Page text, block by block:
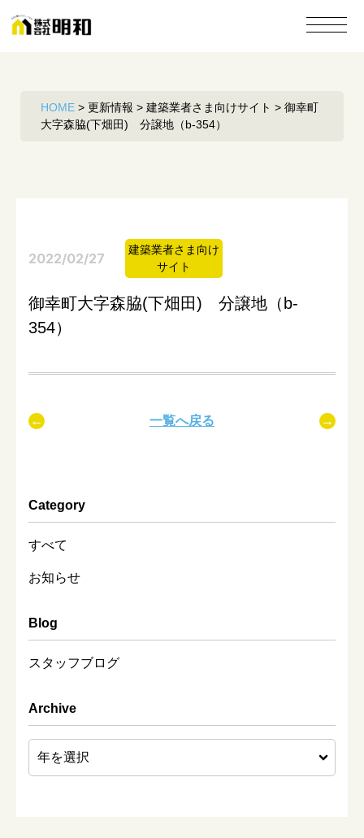
HOME > 更新情報 > 建築業者さま向けサイト > 御幸町
大字森脇(下畑田) 分譲地（b-354）
2022/02/27
建築業者さま向け
サイト
御幸町大字森脇(下畑田) 分譲地（b-
354）
一覧へ戻る
Category
すべて
お知らせ
Blog
スタッフブログ
Archive